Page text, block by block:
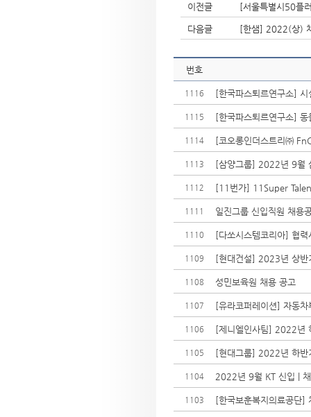
이전글 [서울특별시50플
다음글 [한샘] 2022(상)
번호
1116 [한국파스퇴르연구소]
1115 [한국파스퇴르연구소]
1114 [코오롱인더스트리㈜
1113 [삼양그룹] 2022년 9월
1112 [11번가] 11Super
1111 일진그룹 신입직원 채용
1110 [다쏘시스템코리아] 협
1109 [현대건설] 2023년 상반
1108 성민보육원 채용 공고
1107 [유라코퍼레이션] 자동
1106 [제니엘인사팀] 2022년
1105 [현대그룹] 2022년 하반
1104 2022년 9월 KT 신입 |
1103 [한국보훈복지의료공단]